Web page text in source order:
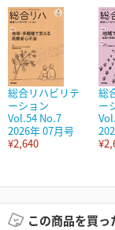
総合リハビリテ
ーション
Vol.54 No.7
2026年 07月号
¥2,640
総
ー
この商品を買っ